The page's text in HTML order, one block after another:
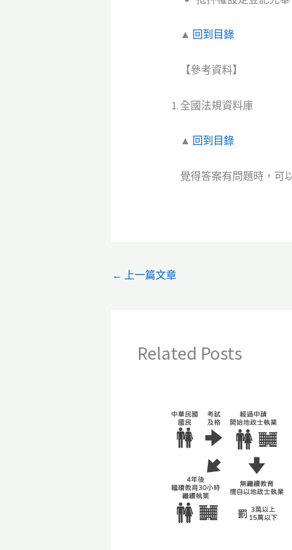
▲ 回到目錄
【參考資料】
全國法規資料庫
▲ 回到目錄
覺得答案有問題時，可
← 上一篇文章
Related Posts